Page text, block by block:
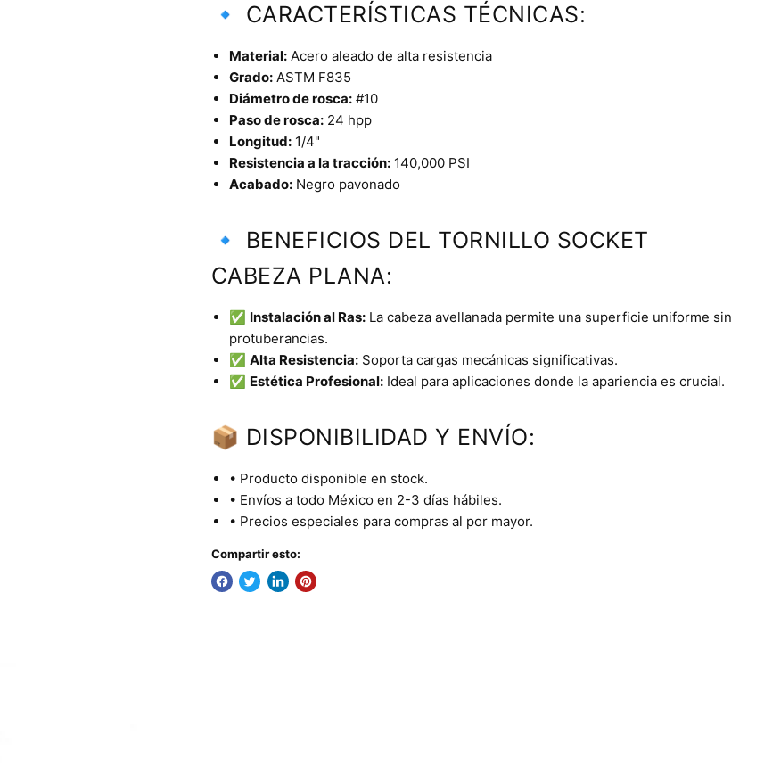
🔹 CARACTERÍSTICAS TÉCNICAS:
Material:Acero aleado de alta resistencia
Grado:ASTM F835
Diámetro de rosca:#10
Paso de rosca:24 hpp
Longitud:1/4"
Resistencia a la tracción:140,000 PSI
Acabado:Negro pavonado
🔹 BENEFICIOS DEL TORNILLO SOCKET
CABEZA PLANA:
✅ Instalación al Ras:La cabeza avellanada permite una superficie uniforme sin
protuberancias.
✅ Alta Resistencia:Soporta cargas mecánicas significativas.
✅ Estética Profesional:Ideal para aplicaciones donde la apariencia es crucial.
📦 DISPONIBILIDAD Y ENVÍO:
• Producto disponible en stock.
• Envíos a todo México en 2-3 días hábiles.
• Precios especiales para compras al por mayor.
Compartir esto: